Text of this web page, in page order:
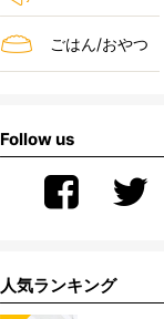
ごはん/おやつ
Follow us
人気ランキング